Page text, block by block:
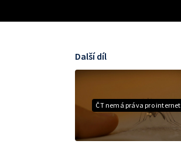
ČT nemá práva pro internet
Další díl